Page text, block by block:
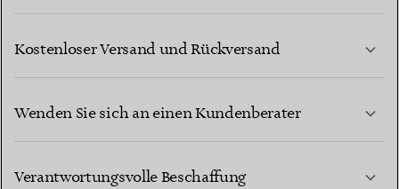
Kostenloser Versand und Rückversand
Wenden Sie sich an einen Kundenberater
Verantwortungsvolle Beschaffung